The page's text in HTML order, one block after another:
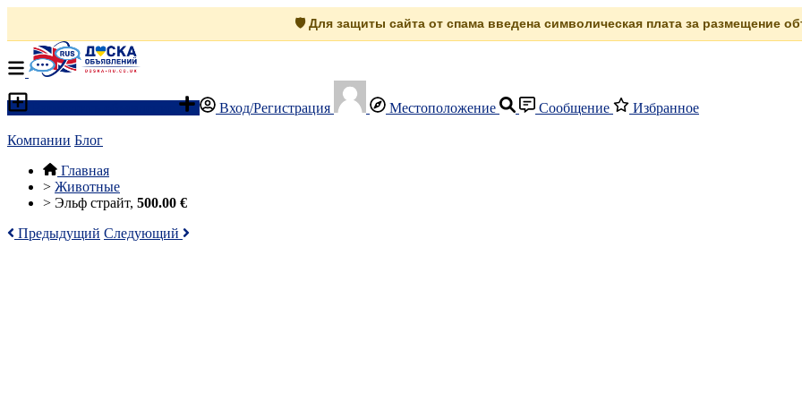
🛡️ Для защиты сайта от спама введена символическая плата за размещение
Вход/Регистрация Местоположение Сообщение Избранное
Компании Блог
Главная
> Животные
> Эльф страйт, 500.00 €
Предыдущий Следующий